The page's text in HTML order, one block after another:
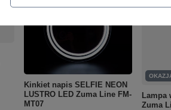
Kinkiet napis SELFIE NEON
LUSTRO LED Zuma Line FM-
MT07
Lampa
Zuma